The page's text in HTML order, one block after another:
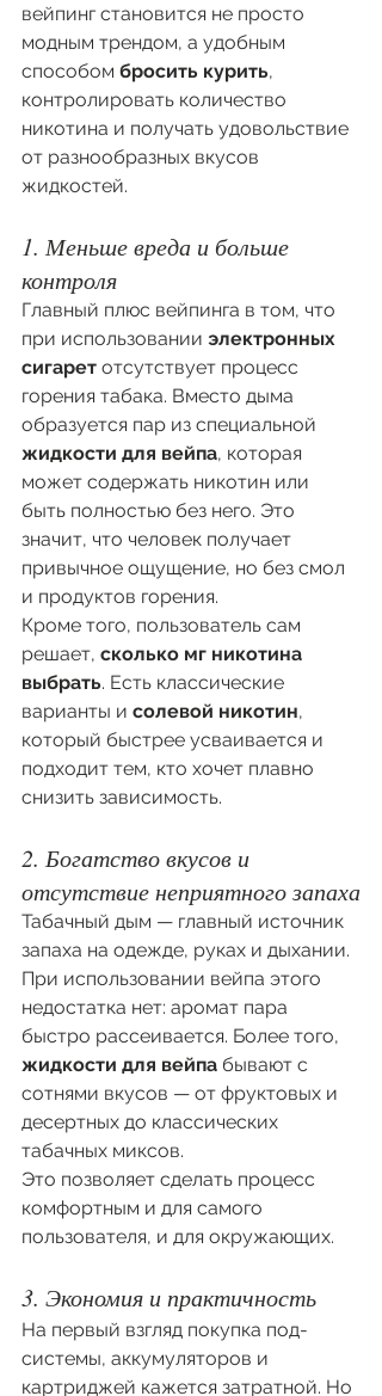
вейпинг становится не просто
модным трендом, а удобным
способом бросить курить,
контролировать количество
никотина и получать удовольствие
от разнообразных вкусов
жидкостей.
1. Меньше вреда и больше
контроля
Главный плюс вейпинга в том, что
при использовании электронных
сигарет отсутствует процесс
горения табака. Вместо дыма
образуется пар из специальной
жидкости для вейпа, которая
может содержать никотин или
быть полностью без него. Это
значит, что человек получает
привычное ощущение, но без смол
и продуктов горения.
Кроме того, пользователь сам
решает, сколько мг никотина
выбрать. Есть классические
варианты и солевой никотин,
который быстрее усваивается и
подходит тем, кто хочет плавно
снизить зависимость.
2. Богатство вкусов и
отсутствие неприятного запаха
Табачный дым — главный источник
запаха на одежде, руках и дыхании.
При использовании вейпа этого
недостатка нет: аромат пара
быстро рассеивается. Более того,
жидкости для вейпа бывают с
сотнями вкусов — от фруктовых и
десертных до классических
табачных миксов.
Это позволяет сделать процесс
комфортным и для самого
пользователя, и для окружающих.
3. Экономия и практичность
На первый взгляд покупка под-
системы, аккумуляторов и
картриджей кажется затратной. Но